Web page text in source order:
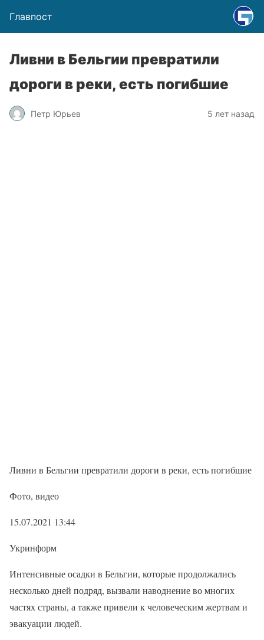
Главпост
Ливни в Бельгии превратили
дороги в реки, есть погибшие
Петр Юрьев 5 лет назад
Ливни в Бельгии превратили дороги в реки, есть погибшие
Фото, видео
15.07.2021 13:44
Укринформ
Интенсивные осадки в Бельгии, которые продолжались
несколько дней подряд, вызвали наводнение во многих
частях страны, а также привели к человеческим жертвам и
эвакуации людей.